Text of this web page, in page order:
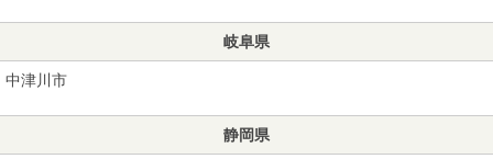
岐阜県
中津川市
静岡県